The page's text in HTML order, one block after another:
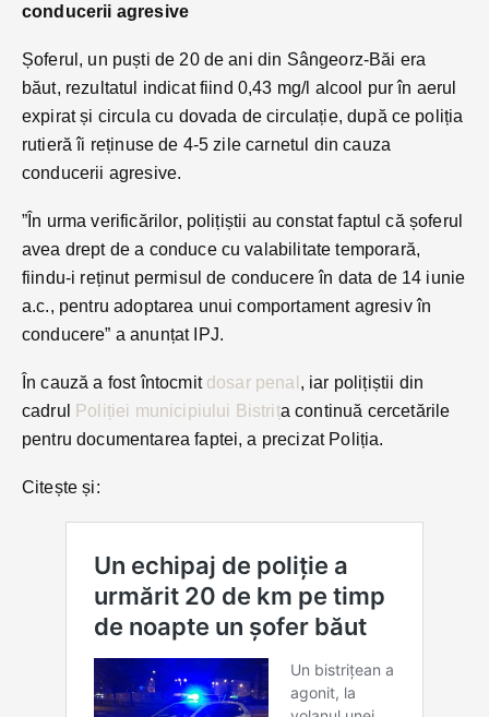
conducerii agresive
Șoferul, un puști de 20 de ani din Sângeorz-Băi era
băut, rezultatul indicat fiind 0,43 mg/l alcool pur în aerul
expirat și circula cu dovada de circulație, după ce poliția
rutieră îi reținuse de 4-5 zile carnetul din cauza
conducerii agresive.
”În urma verificărilor, polițiștii au constat faptul că șoferul
avea drept de a conduce cu valabilitate temporară,
fiindu-i reținut permisul de conducere în data de 14 iunie
a.c., pentru adoptarea unui comportament agresiv în
conducere” a anunțat IPJ.
În cauză a fost întocmit dosar penal , iar polițiștii din
cadrul
Poliției municipiului Bistrița continuă cercetările
pentru documentarea faptei, a precizat Poliția.
Citește și: